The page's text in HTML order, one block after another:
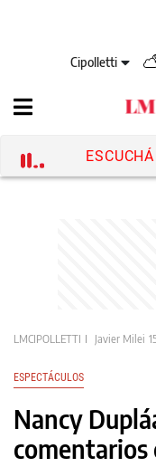
Cipolletti
ESCUCHÁ
LMCIPOLLETTI Javier Milei
ESPECTÁCULOS
Nancy
comentarios